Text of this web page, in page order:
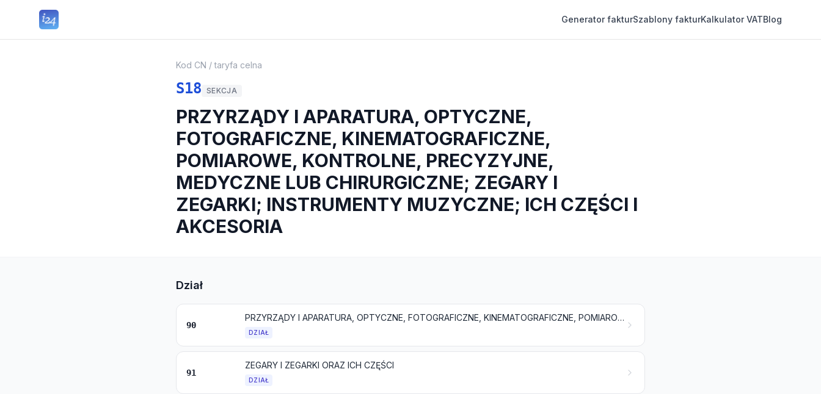
Generator fakturSzablony fakturKalkulator VATBlog
Kod CN / taryfa celna
S18 SEKCJA
PRZYRZĄDY I APARATURA, OPTYCZNE,
FOTOGRAFICZNE, KINEMATOGRAFICZNE,
POMIAROWE, KONTROLNE, PRECYZYJNE,
MEDYCZNE LUB CHIRURGICZNE; ZEGARY I
ZEGARKI; INSTRUMENTY MUZYCZNE; ICH CZĘŚCI I
AKCESORIA
Dział
90
PRZYRZĄDY I APARATURA, OPTYCZNE, FOTOGRAFICZNE, KINEMATOGRAFICZNE, POMIAROWE, KONTROLNE, PRECYZYJNE, MEDYCZNE LUB CHIRURGICZNE; ICH CZĘŚCI I AKCESORIA
DZIAŁ
91
ZEGARY I ZEGARKI ORAZ ICH CZĘŚCI
DZIAŁ